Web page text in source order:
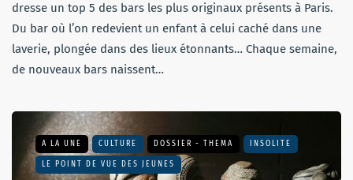
dresse un top 5 des bars les plus originaux présents à Paris.
Du bar où l’on redevient un enfant à celui caché dans une
laverie, plongée dans des lieux étonnants… Chaque semaine,
de nouveaux bars naissent…
A LA UNE CULTURE DOSSIER - THEMA INSOLITE
LE POINT DE VUE DES JEUNES